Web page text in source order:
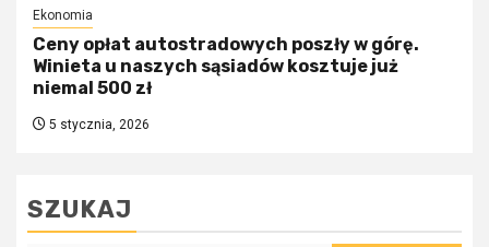
Ekonomia
Ceny opłat autostradowych poszły w górę.
Winieta u naszych sąsiadów kosztuje już
niemal 500 zł
5 stycznia, 2026
SZUKAJ